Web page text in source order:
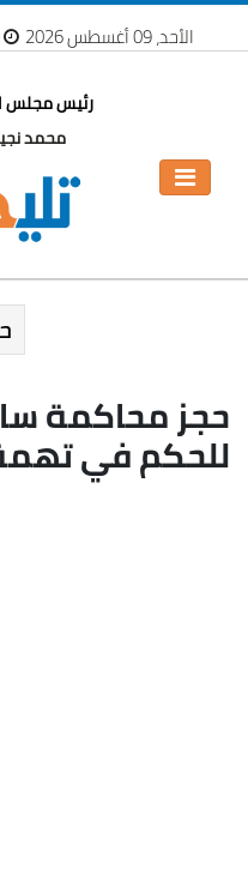
الأحد، 09 أغسطس 2026
رئيس مجلس
محمد
للحكم في